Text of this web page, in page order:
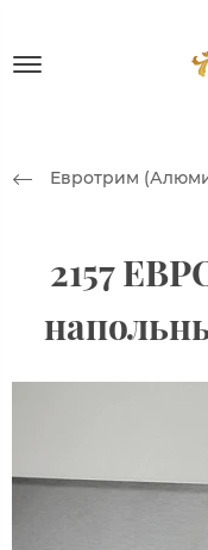
Евротрим
2157